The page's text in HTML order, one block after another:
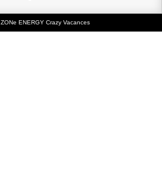
ZONe ENERGY Crazy Vacances